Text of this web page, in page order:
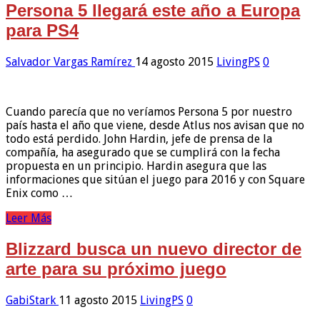
Persona 5 llegará este año a Europa
para PS4
Salvador Vargas Ramírez 14 agosto 2015 LivingPS 0
Cuando parecía que no veríamos Persona 5 por nuestro
país hasta el año que viene, desde Atlus nos avisan que no
todo está perdido. John Hardin, jefe de prensa de la
compañía, ha asegurado que se cumplirá con la fecha
propuesta en un principio. Hardin asegura que las
informaciones que sitúan el juego para 2016 y con Square
Enix como …
Leer Más
Blizzard busca un nuevo director de
arte para su próximo juego
GabiStark 11 agosto 2015 LivingPS 0